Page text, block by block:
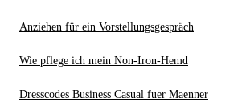
Anziehen für ein Vorstellungsgespräch
Wie pflege ich mein Non-Iron-Hemd
Dresscodes Business Casual fuer Maenner